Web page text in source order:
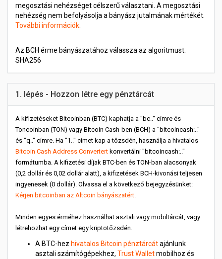
megosztási nehézséget célszerű választani. A megosztási
nehézség nem befolyásolja a bányász jutalmának mértékét.
További információk
Az BCH érme bányászatához válassza az algoritmust:
SHA256
1. lépés - Hozzon létre egy pénztárcát
A kifizetéseket Bitcoinban (BTC) kaphatja a "bc.." címre és
Toncoinban (TON) vagy Bitcoin Cash-ben (BCH) a "bitcoincash:.."
és "q.." címre. Ha "1.." címet kap a tőzsdén, használja a hivatalos
Bitcoin Cash Address Convertert konvertálni "bitcoincash:.."
formátumba. A kifizetési díjak BTC-ben és TON-ban alacsonyak
(0,2 dollár és 0,02 dollár alatt), a kifizetések BCH-kivonási teljesen
ingyenesek (0 dollár). Olvassa el a következő bejegyzésünket:
Kérjen bitcoinban az Altcoin bányászatért.
Minden egyes érméhez használhat asztali vagy mobiltárcát, vagy
létrehozhat egy címet egy kriptotőzsdén.
A BTC-hez hivatalos Bitcoin pénztárcátajánlunk
asztali számítógépekhez, Trust Walletmobilhoz és